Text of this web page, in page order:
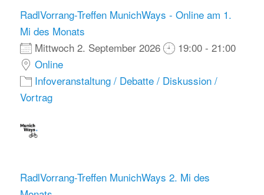
RadlVorrang-Treffen MunichWays - Online am 1.
Mi des Monats
Mittwoch 2. September 2026
19:00 - 21:00
Online
Infoveranstaltung / Debatte / Diskussion /
Vortrag
RadlVorrang-Treffen MunichWays 2. Mi des